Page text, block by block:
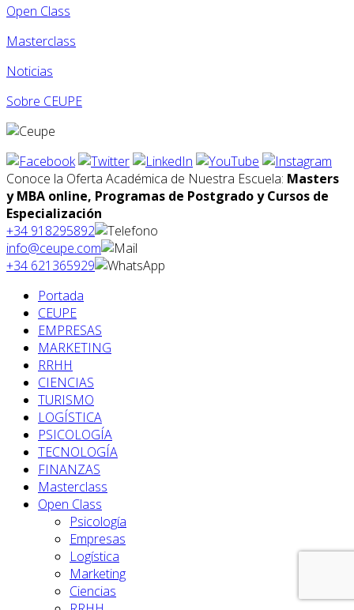
Open Class
Masterclass
Noticias
Sobre CEUPE
Conoce la Oferta Académica de Nuestra Escuela: Masters
y MBA online, Programas de Postgrado y Cursos de
Especialización
+34 918295892
info@ceupe.com
+34 621365929
Portada
CEUPE
EMPRESAS
MARKETING
RRHH
CIENCIAS
TURISMO
LOGÍSTICA
PSICOLOGÍA
TECNOLOGÍA
FINANZAS
Masterclass
Open Class
Psicología
Empresas
Logística
Marketing
Ciencias